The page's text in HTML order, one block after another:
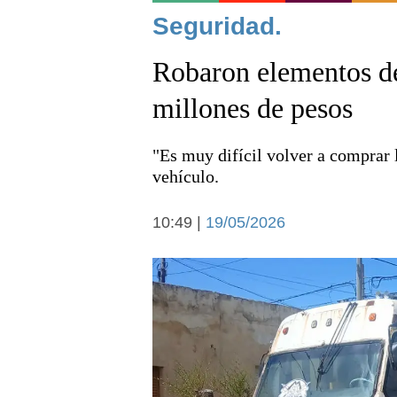
Noticias
Deportes
Arte y cultura
Economía y campo
Seguridad.
Robaron elementos
millones de pesos
"Es muy difícil volver a comprar
vehículo.
10:49 | 19/05/2026